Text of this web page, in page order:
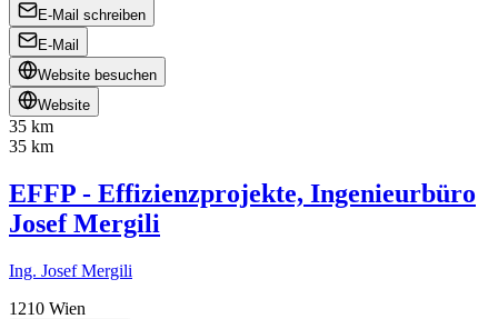
E-Mail schreiben
E-Mail
Website besuchen
Website
35 km
35 km
EFFP - Effizienzprojekte, Ingenieurbüro
Josef Mergili
Ing. Josef Mergili
1210 Wien